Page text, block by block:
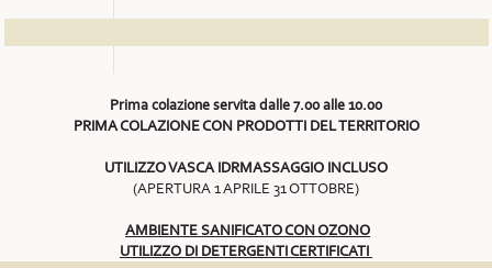
Prima colazione servita dalle 7.00 alle 10.00
PRIMA COLAZIONE CON PRODOTTI DEL TERRITORIO
UTILIZZO VASCA IDRMASSAGGIO INCLUSO
(APERTURA 1 APRILE 31 OTTOBRE)
AMBIENTE SANIFICATO CON OZONO
UTILIZZO DI DETERGENTI CERTIFICATI